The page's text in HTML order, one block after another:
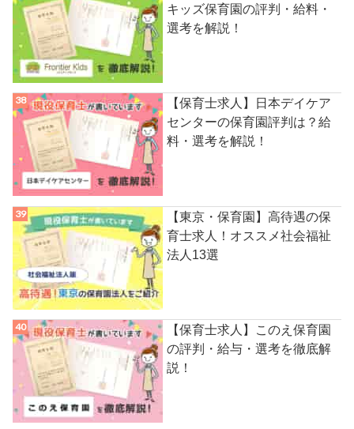
キッズ保育園の評判・給料・
選考を解説！
【保育士求人】日本デイケア
センターの保育園評判は？給
料・選考を解説！
【東京・保育園】高待遇の保
育士求人！オススメ社会福祉
法人13選
【保育士求人】このえ保育園
の評判・給与・選考を徹底解
説！